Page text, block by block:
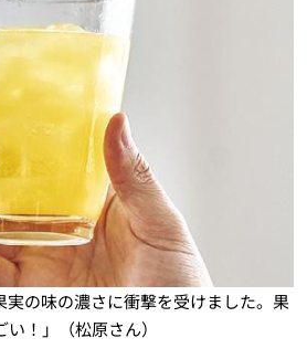
実の味の濃さに衝撃を受けました。果
！」（松原さん）